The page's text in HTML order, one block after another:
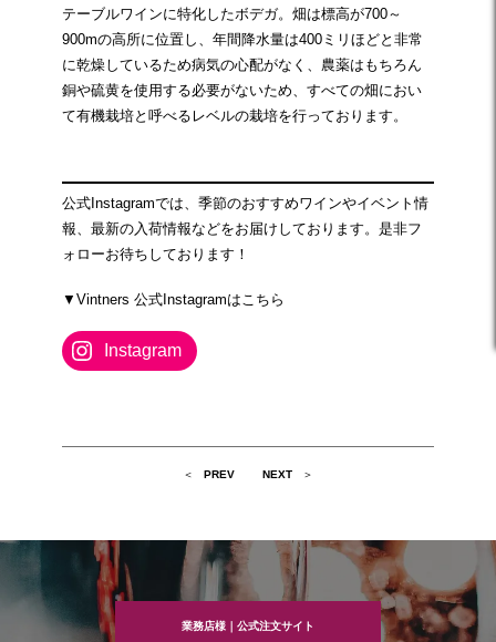
テーブルワインに特化したボデガ。畑は標高が700～
900mの高所に位置し、年間降水量は400ミリほどと非常
に乾燥しているため病気の心配がなく、農薬はもちろん
銅や硫黄を使用する必要がないため、すべての畑におい
て有機栽培と呼べるレベルの栽培を行っております。
公式Instagramでは、季節のおすすめワインやイベント情
報、最新の入荷情報などをお届けしております。是非フ
ォローお待ちしております！
▼Vintners 公式Instagramはこちら
Instagram
ゲ
PREV NEXT
業務店様｜公式注文サイト